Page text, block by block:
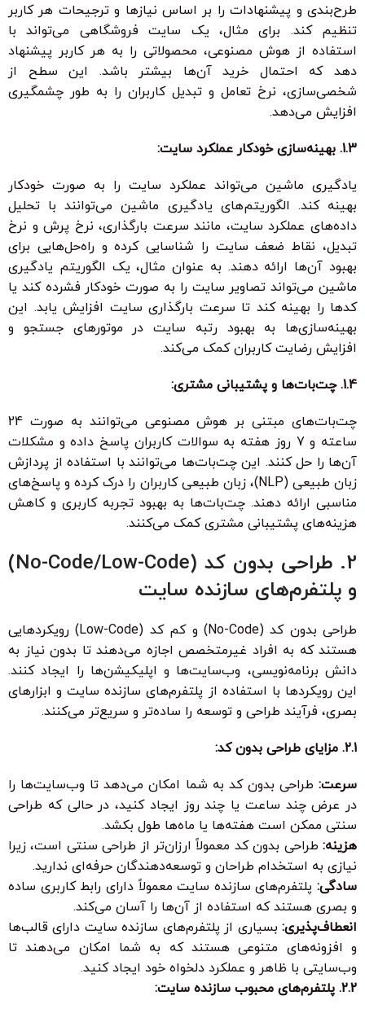
طرح‌بندی و پیشنهادات را بر اساس نیازها و ترجیحات هر کاربر
تنظیم کند. برای مثال، یک سایت فروشگاهی می‌تواند با
استفاده از هوش مصنوعی، محصولاتی را به هر کاربر پیشنهاد
دهد که احتمال خرید آن‌ها بیشتر باشد. این سطح از
شخصی‌سازی، نرخ تعامل و تبدیل کاربران را به طور چشمگیری
افزایش می‌دهد.
1.3. بهینه‌سازی خودکار عملکرد سایت:
یادگیری ماشین می‌تواند عملکرد سایت را به صورت خودکار
بهینه کند. الگوریتم‌های یادگیری ماشین می‌توانند با تحلیل
داده‌های عملکرد سایت، مانند سرعت بارگذاری، نرخ پرش و نرخ
تبدیل، نقاط ضعف سایت را شناسایی کرده و راه‌حل‌هایی برای
بهبود آن‌ها ارائه دهند. به عنوان مثال، یک الگوریتم یادگیری
ماشین می‌تواند تصاویر سایت را به صورت خودکار فشرده کند یا
کدها را بهینه کند تا سرعت بارگذاری سایت افزایش یابد. این
بهینه‌سازی‌ها به بهبود رتبه سایت در موتورهای جستجو و
افزایش رضایت کاربران کمک می‌کند.
1.4. چت‌بات‌ها و پشتیبانی مشتری:
چت‌بات‌های مبتنی بر هوش مصنوعی می‌توانند به صورت 24
ساعته و 7 روز هفته به سوالات کاربران پاسخ داده و مشکلات
آن‌ها را حل کنند. این چت‌بات‌ها می‌توانند با استفاده از پردازش
زبان طبیعی (NLP)، زبان طبیعی کاربران را درک کرده و پاسخ‌های
مناسبی ارائه دهند. چت‌بات‌ها به بهبود تجربه کاربری و کاهش
هزینه‌های پشتیبانی مشتری کمک می‌کنند.
2. طراحی بدون کد (No-Code/Low-Code)
و پلتفرم‌های سازنده سایت
طراحی بدون کد (No-Code) و کم کد (Low-Code) رویکردهایی
هستند که به افراد غیرمتخصص اجازه می‌دهند تا بدون نیاز به
دانش برنامه‌نویسی، وب‌سایت‌ها و اپلیکیشن‌ها را ایجاد کنند.
این رویکردها با استفاده از پلتفرم‌های سازنده سایت و ابزارهای
بصری، فرآیند طراحی و توسعه را ساده‌تر و سریع‌تر می‌کنند.
2.1. مزایای طراحی بدون کد:
سرعت: طراحی بدون کد به شما امکان می‌دهد تا وب‌سایت‌ها را
در عرض چند ساعت یا چند روز ایجاد کنید، در حالی که طراحی
سنتی ممکن است هفته‌ها یا ماه‌ها طول بکشد.
هزینه: طراحی بدون کد معمولاً ارزان‌تر از طراحی سنتی است، زیرا
نیازی به استخدام طراحان و توسعه‌دهندگان حرفه‌ای ندارید.
سادگی: پلتفرم‌های سازنده سایت معمولاً دارای رابط کاربری ساده
و بصری هستند که استفاده از آن‌ها را آسان می‌کند.
انعطاف‌پذیری: بسیاری از پلتفرم‌های سازنده سایت دارای قالب‌ها
و افزونه‌های متنوعی هستند که به شما امکان می‌دهند تا
وب‌سایتی با ظاهر و عملکرد دلخواه خود ایجاد کنید.
2.2. پلتفرم‌های محبوب سازنده سایت: